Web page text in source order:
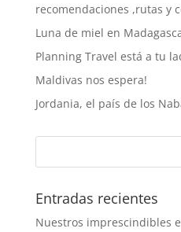
recomendaciones ,rutas y
Luna de miel en
Planning Travel está a tu
Maldivas nos espera!
Jordania, el país de los
Entradas recientes
Nuestros imprescindibles